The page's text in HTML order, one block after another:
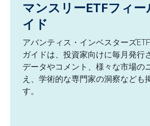
マンスリーETFフィ
イド
アバンティス・インベスターズ
ガイドは、投資家向けに毎月発行
データやコメント、様々な市場の
え、学術的な専門家の洞察なども
す。